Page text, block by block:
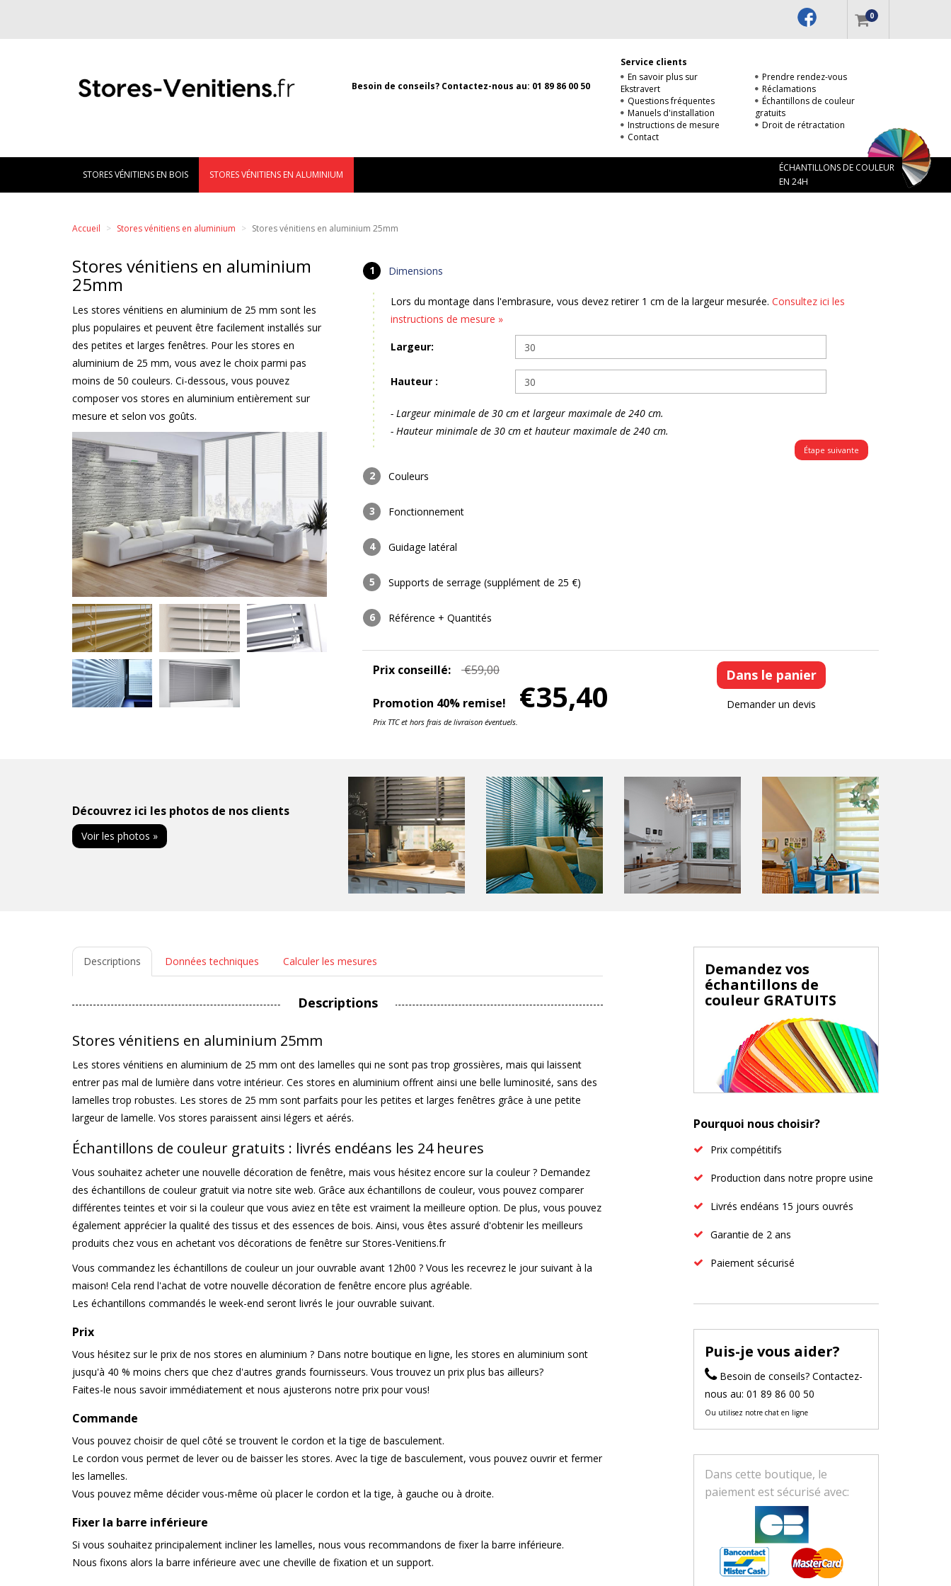
0
Besoin de conseils? Contactez-nous au: 01 89 86 00 50
Service clients
En savoir plus sur
Ekstravert
Questions fréquentes
Manuels d'installation
Instructions de mesure
Contact
Prendre rendez-vous
Réclamations
Échantillons de couleur
gratuits
Droit de rétractation
STORES VÉNITIENS EN BOIS STORES VÉNITIENS EN ALUMINIUM
ÉCHANTILLONS DE COULEUR
EN 24H
Accueil Stores vénitiens en aluminium Stores vénitiens en aluminium 25mm
Dimensions
Lors du montage dans l'embrasure, vous devez retirer 1 cm de la largeur mesurée. Consultez ici les
instructions de mesure »
Largeur:
Hauteur :
- Largeur minimale de 30 cm et largeur maximale de 240 cm.
- Hauteur minimale de 30 cm et hauteur maximale de 240 cm.
Étape suivante
Couleurs
Fonctionnement
Guidage latéral
Supports de serrage (supplément de 25 €)
Référence + Quantités
Prix conseillé: €59,00
Promotion 40% remise! €35,40
Prix TTC et hors frais de livraison éventuels.
Demander un devis
Stores vénitiens en aluminium
25mm
Les stores vénitiens en aluminium de 25 mm sont les
plus populaires et peuvent être facilement installés sur
des petites et larges fenêtres. Pour les stores en
aluminium de 25 mm, vous avez le choix parmi pas
moins de 50 couleurs. Ci-dessous, vous pouvez
composer vos stores en aluminium entièrement sur
mesure et selon vos goûts.
Découvrez ici les photos de nos clients
Voir les photos »
Descriptions Données techniques Calculer les mesures
Descriptions
Stores vénitiens en aluminium 25mm
Les stores vénitiens en aluminium de 25 mm ont des lamelles qui ne sont pas trop grossières, mais qui laissent
entrer pas mal de lumière dans votre intérieur. Ces stores en aluminium offrent ainsi une belle luminosité, sans des
lamelles trop robustes. Les stores de 25 mm sont parfaits pour les petites et larges fenêtres grâce à une petite
largeur de lamelle. Vos stores paraissent ainsi légers et aérés.
Échantillons de couleur gratuits : livrés endéans les 24 heures
Vous souhaitez acheter une nouvelle décoration de fenêtre, mais vous hésitez encore sur la couleur ? Demandez
des échantillons de couleur gratuit via notre site web. Grâce aux échantillons de couleur, vous pouvez comparer
différentes teintes et voir si la couleur que vous aviez en tête est vraiment la meilleure option. De plus, vous pouvez
également apprécier la qualité des tissus et des essences de bois. Ainsi, vous êtes assuré d'obtenir les meilleurs
produits chez vous en achetant vos décorations de fenêtre sur Stores-Venitiens.fr
Vous commandez les échantillons de couleur un jour ouvrable avant 12h00 ? Vous les recevrez le jour suivant à la
maison! Cela rend l'achat de votre nouvelle décoration de fenêtre encore plus agréable.
Les échantillons commandés le week-end seront livrés le jour ouvrable suivant.
Prix
Vous hésitez sur le prix de nos stores en aluminium ? Dans notre boutique en ligne, les stores en aluminium sont
jusqu'à 40 % moins chers que chez d'autres grands fournisseurs. Vous trouvez un prix plus bas ailleurs?
Faites-le nous savoir immédiatement et nous ajusterons notre prix pour vous!
Commande
Vous pouvez choisir de quel côté se trouvent le cordon et la tige de basculement.
Le cordon vous permet de lever ou de baisser les stores. Avec la tige de basculement, vous pouvez ouvrir et fermer
les lamelles.
Vous pouvez même décider vous-même où placer le cordon et la tige, à gauche ou à droite.
Fixer la barre inférieure
Si vous souhaitez principalement incliner les lamelles, nous vous recommandons de fixer la barre inférieure.
Nous fixons alors la barre inférieure avec une cheville de fixation et un support.
Demandez vos
échantillons de
couleur GRATUITS
Pourquoi nous choisir?
Prix compétitifs
Production dans notre propre usine
Livrés endéans 15 jours ouvrés
Garantie de 2 ans
Paiement sécurisé
Puis-je vous aider?
Besoin de conseils? Contactez-
nous au: 01 89 86 00 50
Ou utilisez notre chat en ligne
Dans cette boutique, le
paiement est sécurisé avec: